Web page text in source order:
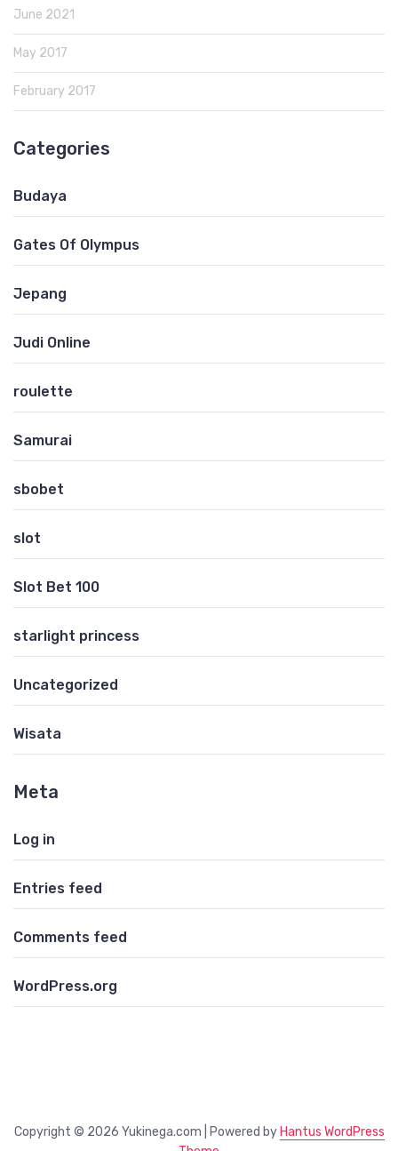
June 2021
May 2017
February 2017
Categories
Budaya
Gates Of Olympus
Jepang
Judi Online
roulette
Samurai
sbobet
slot
Slot Bet 100
starlight princess
Uncategorized
Wisata
Meta
Log in
Entries feed
Comments feed
WordPress.org
Copyright © 2026 Yukinega.com | Powered by Hantus WordPress